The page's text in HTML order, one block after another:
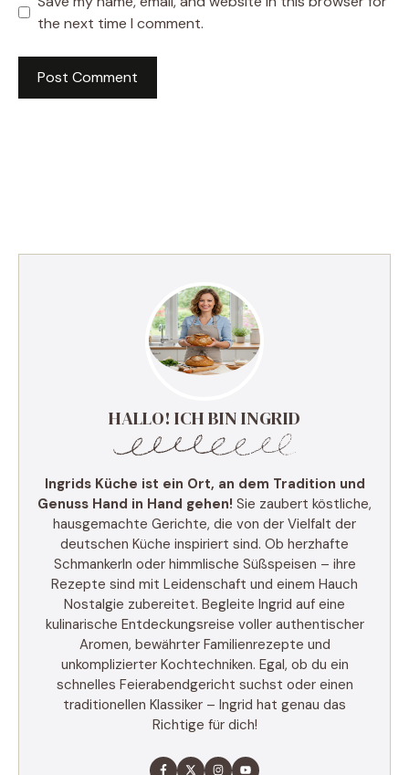
the next time I comment.
HALLO! ICH BIN INGRID
Ingrids Küche ist ein Ort, an dem Tradition und
Genuss Hand in Hand gehen! Sie zaubert köstliche,
hausgemachte Gerichte, die von der Vielfalt der
deutschen Küche inspiriert sind. Ob herzhafte
Schmankerln oder himmlische Süßspeisen – ihre
Rezepte sind mit Leidenschaft und einem Hauch
Nostalgie zubereitet. Begleite Ingrid auf eine
kulinarische Entdeckungsreise voller authentischer
Aromen, bewährter Familienrezepte und
unkomplizierter Kochtechniken. Egal, ob du ein
schnelles Feierabendgericht suchst oder einen
traditionellen Klassiker – Ingrid hat genau das
Richtige für dich!